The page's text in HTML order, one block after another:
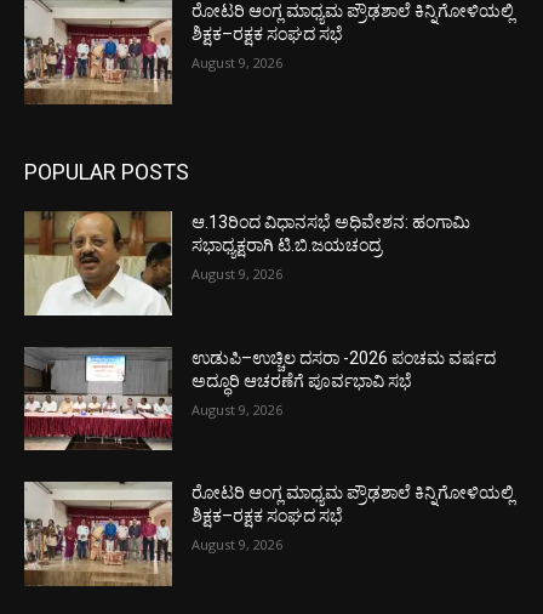
ರೋಟರಿ ಆಂಗ್ಲ ಮಾಧ್ಯಮ ಪ್ರೌಢಶಾಲೆ ಕಿನ್ನಿಗೋಳಿಯಲ್ಲಿ
ಶಿಕ್ಷಕ–ರಕ್ಷಕ ಸಂಘದ ಸಭೆ
August 9, 2026
POPULAR POSTS
ಆ.13ರಿಂದ ವಿಧಾನಸಭೆ ಅಧಿವೇಶನ: ಹಂಗಾಮಿ
ಸಭಾಧ್ಯಕ್ಷರಾಗಿ ಟಿ.ಬಿ.ಜಯಚಂದ್ರ
August 9, 2026
ಉಡುಪಿ–ಉಚ್ಚಿಲ ದಸರಾ -2026 ಪಂಚಮ ವರ್ಷದ
ಅದ್ಧೂರಿ ಆಚರಣೆಗೆ ಪೂರ್ವಭಾವಿ ಸಭೆ
August 9, 2026
ರೋಟರಿ ಆಂಗ್ಲ ಮಾಧ್ಯಮ ಪ್ರೌಢಶಾಲೆ ಕಿನ್ನಿಗೋಳಿಯಲ್ಲಿ
ಶಿಕ್ಷಕ–ರಕ್ಷಕ ಸಂಘದ ಸಭೆ
August 9, 2026